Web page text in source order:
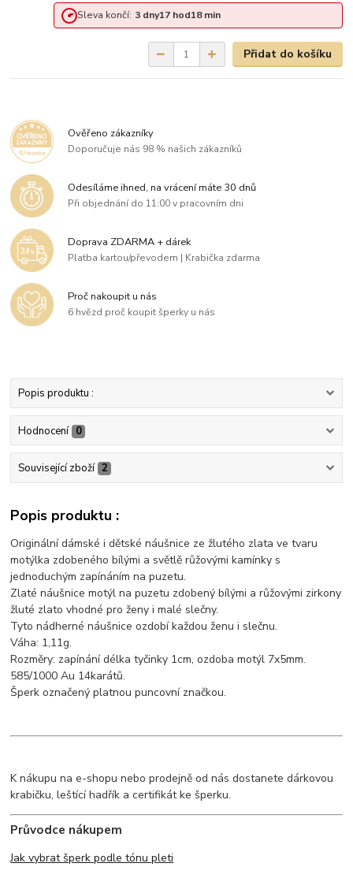
Sleva končí: 3 dny17 hod18min
Přidat do košíku
Ověřeno zákazníky
Doporučuje nás 98 % našich zákazníků
Odesíláme ihned, na vrácení máte 30 dnů
Při objednání do 11:00 v pracovním dni
Doprava ZDARMA + dárek
Platba kartou/převodem | Krabička zdarma
Proč nakoupit u nás
6 hvězd proč koupit šperky u nás
Popis produktu :
Hodnocení 0
Související zboží 2
Popis produktu :
Originální dámské i dětské náušnice ze žlutého zlata ve tvaru
motýlka zdobeného bílými a světlě růžovými kamínky s
jednoduchým zapínáním na puzetu.
Zlaté náušnice motýl na puzetu zdobený bílými a růžovými zirkony
žluté zlato vhodné pro ženy i malé slečny.
Tyto nádherné náušnice ozdobí každou ženu i slečnu.
Váha: 1,11g.
Rozměry: zapínání délka tyčinky 1cm, ozdoba motýl 7x5mm.
585/1000 Au 14karátů.
Šperk označený platnou puncovní značkou.
K nákupu na e-shopu nebo prodejně od nás dostanete dárkovou
krabičku, leštící hadřík a certifikát ke šperku.
Průvodce nákupem
Jak vybrat šperk podle tónu pleti